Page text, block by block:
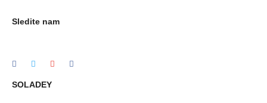
Sledite nam
SOLADEY